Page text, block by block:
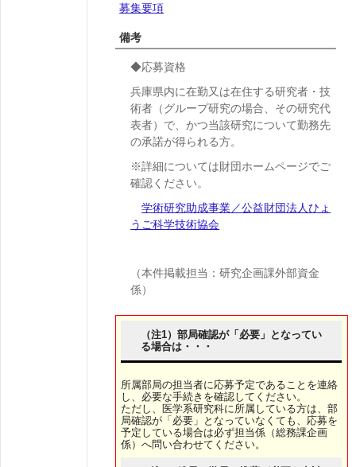
募集要項
備考
◆応募資格
兵庫県内に在勤又は在住する研究者・技
術者（グループ研究の場合、その研究代
表者）で、かつ当該研究について勤務先
の承諾が得られる方。
※詳細については財団ホームページでご
確認ください。
学術研究助成事業／公益財団法人ひょ
うご科学技術協会
（本件掲載担当：研究企画課外部資金
係）
（注1）部局確認が「必要」となってい
る場合は・・・
所属部局の担当者に応募予定であることを連絡
し、必要な手続きを確認してください。
ただし、医学系研究科に所属している方は、部
局確認が「必要」となっていなくても、応募を
予定している場合は必ず担当係（総務課企画
係）へ問い合わせてください。